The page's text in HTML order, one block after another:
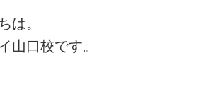
は。
山口校です。